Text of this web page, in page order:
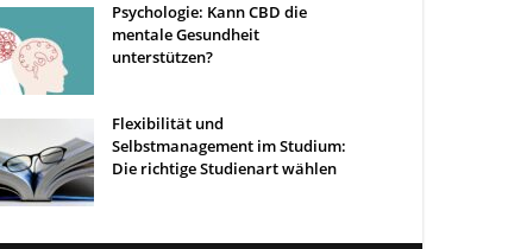
Psychologie: Kann CBD die
mentale Gesundheit
unterstützen?
Flexibilität und
Selbstmanagement im Studium:
Die richtige Studienart wählen